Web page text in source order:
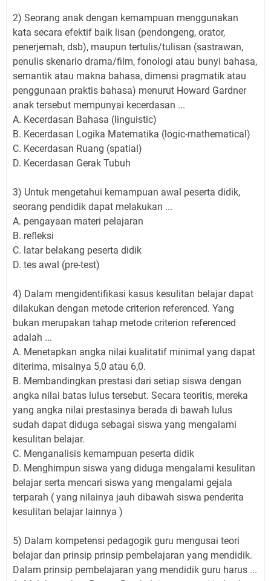
2) Seorang anak dengan kemampuan menggunakan
kata secara efektif baik lisan (pendongeng, orator,
penerjemah, dsb), maupun tertulis/tulisan (sastrawan,
penulis skenario drama/film, fonologi atau bunyi bahasa,
semantik atau makna bahasa, dimensi pragmatik atau
penggunaan praktis bahasa) menurut Howard Gardner
anak tersebut mempunyai kecerdasan ...
A. Kecerdasan Bahasa (linguistic)
B. Kecerdasan Logika Matematika (logic-mathematical)
C. Kecerdasan Ruang (spatial)
D. Kecerdasan Gerak Tubuh
3) Untuk mengetahui kemampuan awal peserta didik,
seorang pendidik dapat melakukan ...
A. pengayaan materi pelajaran
B. refleksi
C. latar belakang peserta didik
D. tes awal (pre-test)
4) Dalam mengidentifikasi kasus kesulitan belajar dapat
dilakukan dengan metode criterion referenced. Yang
bukan merupakan tahap metode criterion referenced
adalah ...
A. Menetapkan angka nilai kualitatif minimal yang dapat
diterima, misalnya 5,0 atau 6,0.
B. Membandingkan prestasi dari setiap siswa dengan
angka nilai batas lulus tersebut. Secara teoritis, mereka
yang angka nilai prestasinya berada di bawah lulus
sudah dapat diduga sebagai siswa yang mengalami
kesulitan belajar.
C. Menganalisis kemampuan peserta didik
D. Menghimpun siswa yang diduga mengalami kesulitan
belajar serta mencari siswa yang mengalami gejala
terparah ( yang nilainya jauh dibawah siswa penderita
kesulitan belajar lainnya )
5) Dalam kompetensi pedagogik guru mengusai teori
belajar dan prinsip prinsip pembelajaran yang mendidik.
Dalam prinsip pembelajaran yang mendidik guru harus ...